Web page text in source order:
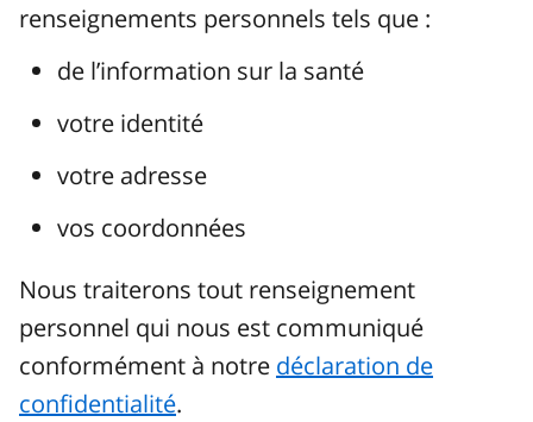
renseignements personnels tels que :
de l’information sur la santé
votre identité
votre adresse
vos coordonnées
Nous traiterons tout renseignement
personnel qui nous est communiqué
conformément à notre déclaration de
confidentialité.